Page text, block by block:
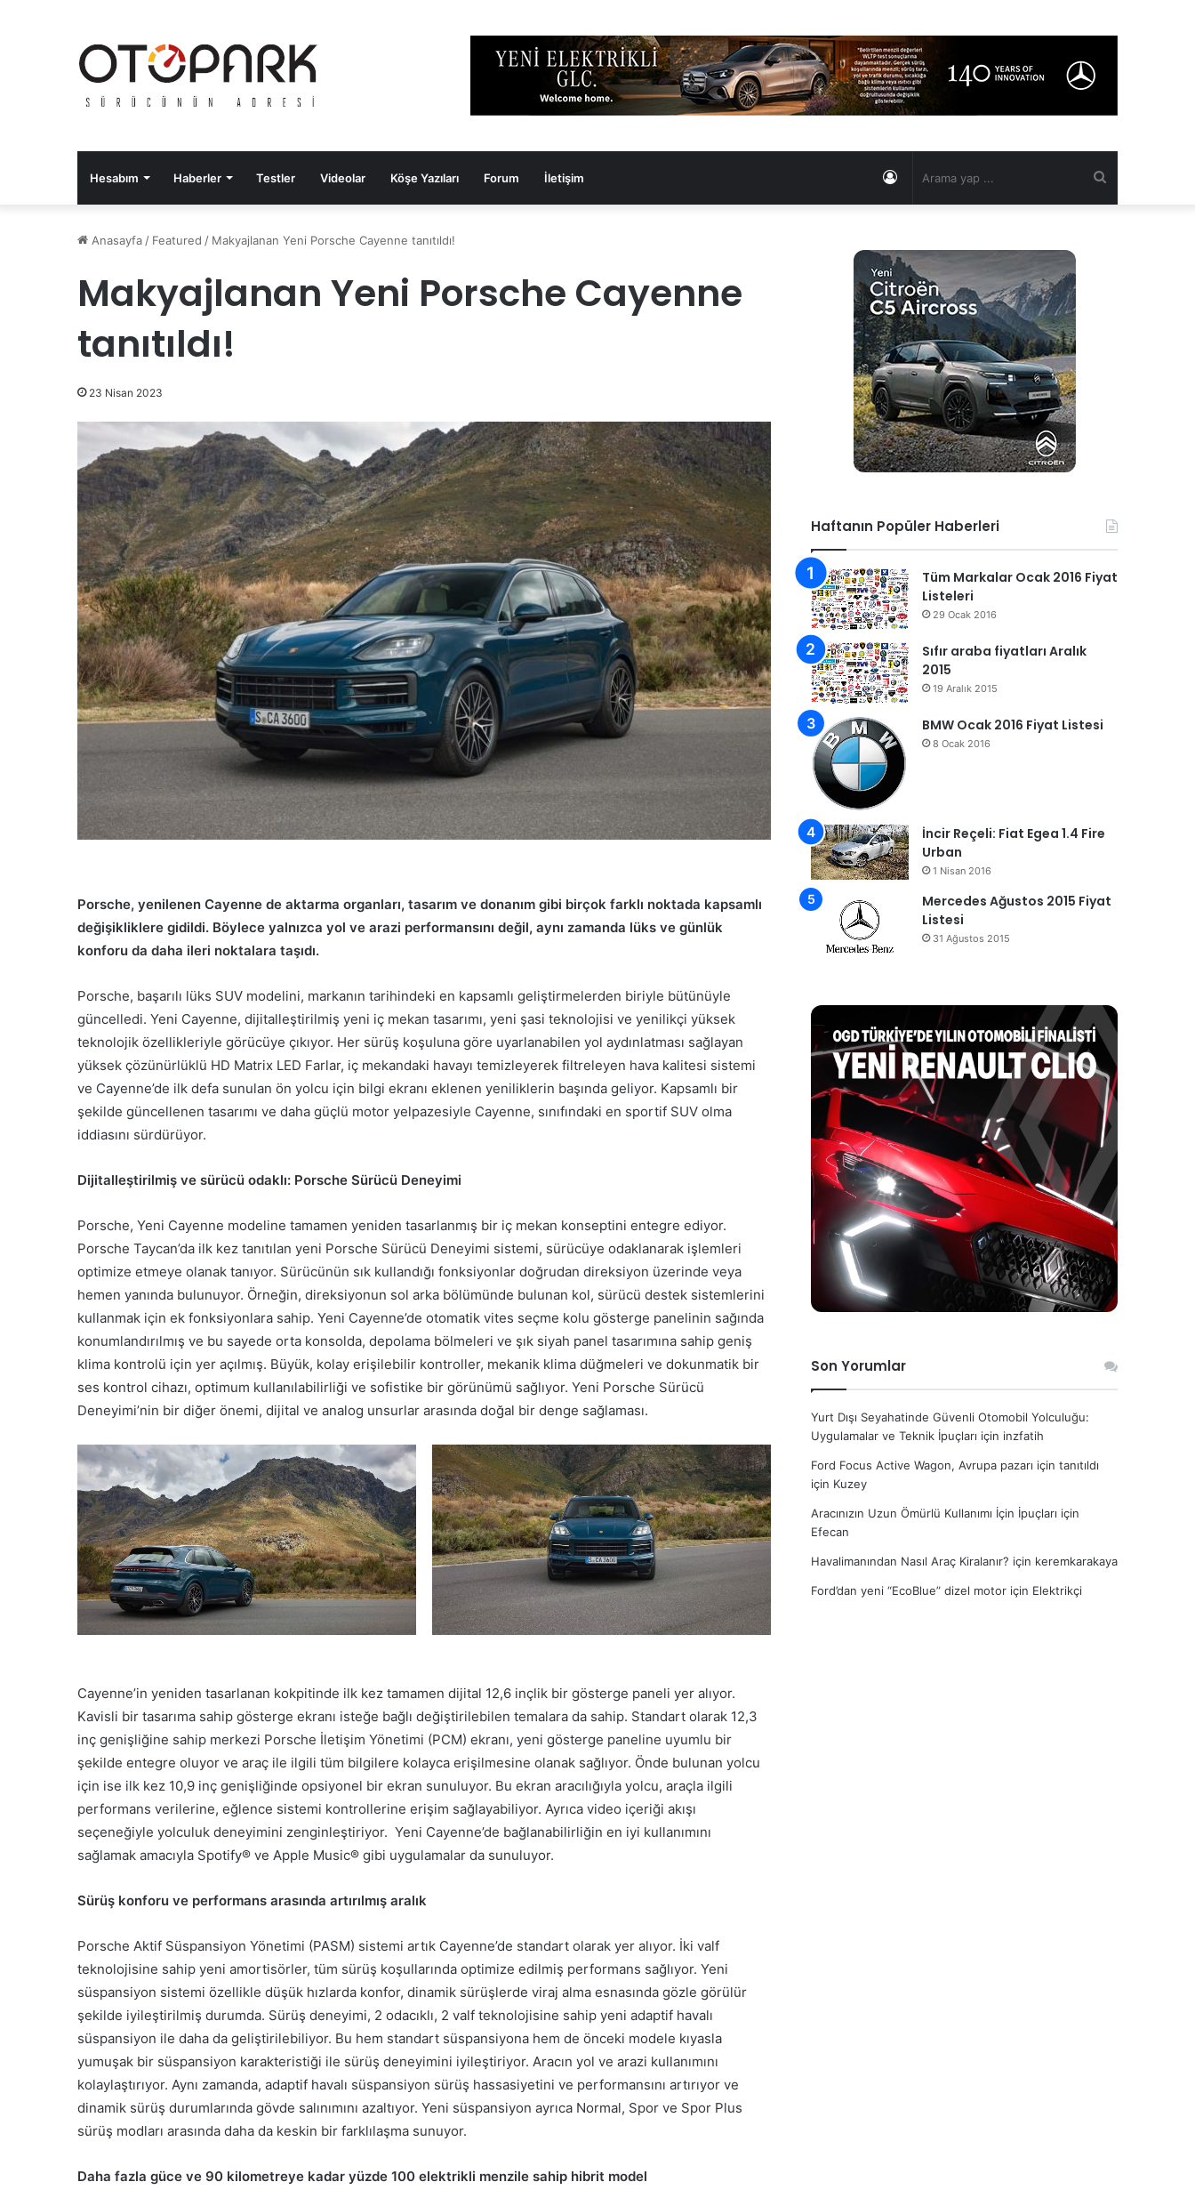
Hesabım Haberler Testler Videolar Köşe Yazıları Forum İletişim Kayıt
Anasayfa / Featured / Makyajlanan Yeni Porsche Cayenne tanıtıldı!
Makyajlanan Yeni Porsche Cayenne
tanıtıldı!
23 Nisan 2023
Porsche, yenilenen Cayenne de aktarma organları, tasarım ve donanım gibi birçok farklı noktada kapsamlı
değişikliklere gidildi. Böylece yalnızca yol ve arazi performansını değil, aynı zamanda lüks ve günlük
konforu da daha ileri noktalara taşıdı.
Porsche, başarılı lüks SUV modelini, markanın tarihindeki en kapsamlı geliştirmelerden biriyle bütünüyle
güncelledi. Yeni Cayenne, dijitalleştirilmiş yeni iç mekan tasarımı, yeni şasi teknolojisi ve yenilikçi yüksek
teknolojik özellikleriyle görücüye çıkıyor. Her sürüş koşuluna göre uyarlanabilen yol aydınlatması sağlayan
yüksek çözünürlüklü HD Matrix LED Farlar, iç mekandaki havayı temizleyerek filtreleyen hava kalitesi sistemi
ve Cayenne’de ilk defa sunulan ön yolcu için bilgi ekranı eklenen yeniliklerin başında geliyor. Kapsamlı bir
şekilde güncellenen tasarımı ve daha güçlü motor yelpazesiyle Cayenne, sınıfındaki en sportif SUV olma
iddiasını sürdürüyor.
Dijitalleştirilmiş ve sürücü odaklı: Porsche Sürücü Deneyimi
Porsche, Yeni Cayenne modeline tamamen yeniden tasarlanmış bir iç mekan konseptini entegre ediyor.
Porsche Taycan’da ilk kez tanıtılan yeni Porsche Sürücü Deneyimi sistemi, sürücüye odaklanarak işlemleri
optimize etmeye olanak tanıyor. Sürücünün sık kullandığı fonksiyonlar doğrudan direksiyon üzerinde veya
hemen yanında bulunuyor. Örneğin, direksiyonun sol arka bölümünde bulunan kol, sürücü destek sistemlerini
kullanmak için ek fonksiyonlara sahip. Yeni Cayenne’de otomatik vites seçme kolu gösterge panelinin sağında
konumlandırılmış ve bu sayede orta konsolda, depolama bölmeleri ve şık siyah panel tasarımına sahip geniş
klima kontrolü için yer açılmış. Büyük, kolay erişilebilir kontroller, mekanik klima düğmeleri ve dokunmatik bir
ses kontrol cihazı, optimum kullanılabilirliği ve sofistike bir görünümü sağlıyor. Yeni Porsche Sürücü
Deneyimi’nin bir diğer önemi, dijital ve analog unsurlar arasında doğal bir denge sağlaması.
Cayenne’in yeniden tasarlanan kokpitinde ilk kez tamamen dijital 12,6 inçlik bir gösterge paneli yer alıyor.
Kavisli bir tasarıma sahip gösterge ekranı isteğe bağlı değiştirilebilen temalara da sahip. Standart olarak 12,3
inç genişliğine sahip merkezi Porsche İletişim Yönetimi (PCM) ekranı, yeni gösterge paneline uyumlu bir
şekilde entegre oluyor ve araç ile ilgili tüm bilgilere kolayca erişilmesine olanak sağlıyor. Önde bulunan yolcu
için ise ilk kez 10,9 inç genişliğinde opsiyonel bir ekran sunuluyor. Bu ekran aracılığıyla yolcu, araçla ilgili
performans verilerine, eğlence sistemi kontrollerine erişim sağlayabiliyor. Ayrıca video içeriği akışı
seçeneğiyle yolculuk deneyimini zenginleştiriyor. Yeni Cayenne’de bağlanabilirliğin en iyi kullanımını
sağlamak amacıyla Spotify® ve Apple Music® gibi uygulamalar da sunuluyor.
Sürüş konforu ve performans arasında artırılmış aralık
Porsche Aktif Süspansiyon Yönetimi (PASM) sistemi artık Cayenne’de standart olarak yer alıyor. İki valf
teknolojisine sahip yeni amortisörler, tüm sürüş koşullarında optimize edilmiş performans sağlıyor. Yeni
süspansiyon sistemi özellikle düşük hızlarda konfor, dinamik sürüşlerde viraj alma esnasında gözle görülür
şekilde iyileştirilmiş durumda. Sürüş deneyimi, 2 odacıklı, 2 valf teknolojisine sahip yeni adaptif havalı
süspansiyon ile daha da geliştirilebiliyor. Bu hem standart süspansiyona hem de önceki modele kıyasla
yumuşak bir süspansiyon karakteristiği ile sürüş deneyimini iyileştiriyor. Aracın yol ve arazi kullanımını
kolaylaştırıyor. Aynı zamanda, adaptif havalı süspansiyon sürüş hassasiyetini ve performansını artırıyor ve
dinamik sürüş durumlarında gövde salınımını azaltıyor. Yeni süspansiyon ayrıca Normal, Spor ve Spor Plus
sürüş modları arasında daha da keskin bir farklılaşma sunuyor.
Daha fazla güce ve 90 kilometreye kadar yüzde 100 elektrikli menzile sahip hibrit model
Haftanın Popüler Haberleri
Tüm Markalar Ocak 2016 Fiyat
Listeleri
29 Ocak 2016
Sıfır araba fiyatları Aralık
2015
19 Aralık 2015
BMW Ocak 2016 Fiyat Listesi
8 Ocak 2016
İncir Reçeli: Fiat Egea 1.4 Fire
Urban
1 Nisan 2016
Mercedes Ağustos 2015 Fiyat
Listesi
31 Ağustos 2015
Son Yorumlar
Yurt Dışı Seyahatinde Güvenli Otomobil Yolculuğu:
Uygulamalar ve Teknik İpuçları için inzfatih
Ford Focus Active Wagon, Avrupa pazarı için tanıtıldı
için Kuzey
Aracınızın Uzun Ömürlü Kullanımı İçin İpuçları için
Efecan
Havalimanından Nasıl Araç Kiralanır? için keremkarakaya
Ford’dan yeni “EcoBlue” dizel motor için Elektrikçi